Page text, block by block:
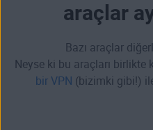
araçlar
Bazı araçlar
Neyse ki bu araçları
bir VPN (bizimki gibi!)